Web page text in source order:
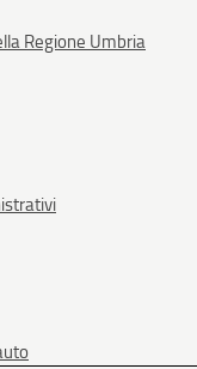
Regione Umbria